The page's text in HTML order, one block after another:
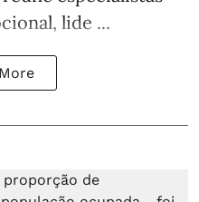
lide ...